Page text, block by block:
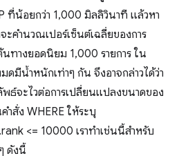
ที่น้อยกว่า 1,000 มิลลิวินาที แล้วหา
ะคํานวณเปอร์เซ็นต์เฉลี่ยของการ
นทางยอดนิยม 1,000 รายการ ใน
มีน้ำหนักเท่าๆ กัน จึงอาจกล่าวได้ว่า
ธ์จะไวต่อการเปลี่ยนแปลงขนาดของ
ำสั่ง WHERE ให้ระบุ
<= 10000 เราทำเช่นนี้สำหรับ
ดังนี้